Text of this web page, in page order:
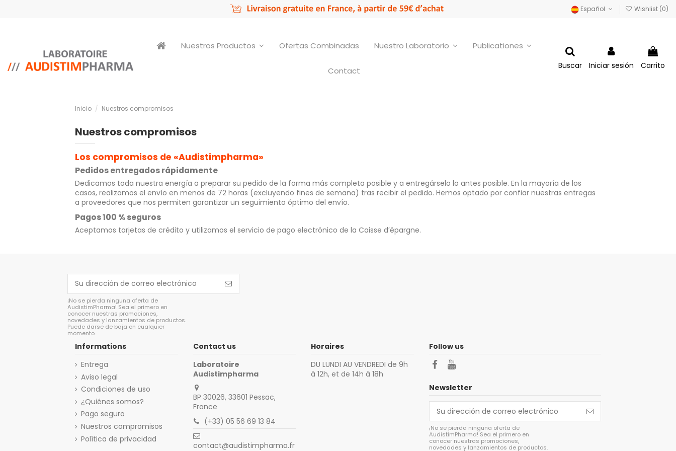
Español Wishlist (0)
Nuestros Productos Ofertas Combinadas Nuestro Laboratorio Publicationes
Contact
Buscar Iniciar sesión Carrito
Inicio Nuestros compromisos
Nuestros compromisos
Los compromisos de «Audistimpharma»
Pedidos entregados rápidamente
Dedicamos toda nuestra energía a preparar su pedido de la forma más completa posible y a entregárselo lo antes posible. En la mayoría de los
casos, realizamos el envío en menos de 72 horas (excluyendo fines de semana) tras recibir el pedido. Hemos optado por confiar nuestras entregas
a proveedores que nos permiten garantizar un seguimiento óptimo del envío.
Pagos 100 % seguros
Aceptamos tarjetas de crédito y utilizamos el servicio de pago electrónico de la Caisse d’épargne.
¡No se pierda ninguna oferta de
AudistimPharma! Sea el primero en
conocer nuestras promociones,
novedades y lanzamientos de productos.
Puede darse de baja en cualquier
momento.
Informations
Entrega
Aviso legal
Condiciones de uso
¿Quiénes somos?
Pago seguro
Nuestros compromisos
Política de privacidad
Contact us
Laboratoire
Audistimpharma
BP 30026, 33601 Pessac,
France
(+33) 05 56 69 13 84
contact@audistimpharma.fr
Horaires
DU LUNDI AU VENDREDI de 9h
à 12h, et de 14h à 18h
Follow us
Newsletter
¡No se pierda ninguna oferta de
AudistimPharma! Sea el primero en
conocer nuestras promociones,
novedades y lanzamientos de productos.